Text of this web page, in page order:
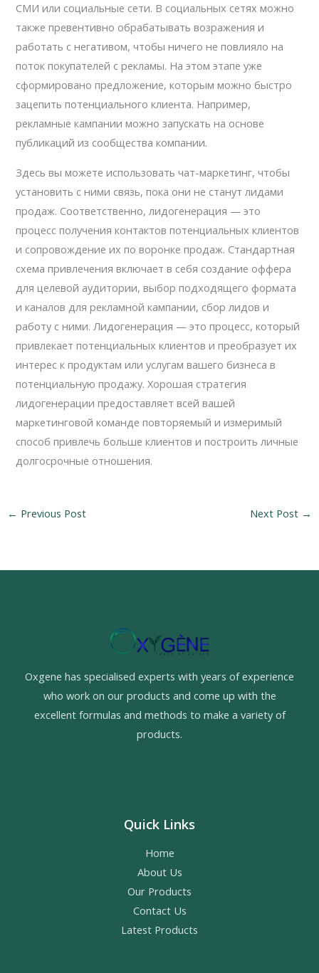
СМИ или социальные сети. В социальных сетях можно
также превентивно обрабатывать возражения и
работать с негативом, чтобы ничего не повлияло на
поток покупателей с рекламы. На этом этапе уже
сформировано предложение, которым можно быстро
зацепить потенциального клиента. Например,
рекламные кампании можно запускать на основе
публикаций из сообщества компании.
Здесь вы можете использовать чат-маркетинг, чтобы
установить с ними связь, пока они не станут лидами
продаж. Соответственно, лидогенерация — это
процесс получения контактов потенциальных клиентов
и сопровождение их по воронке продаж. Стандартная
схема привлечения включает в себя создание оффера
для целевой аудитории, выбор подходящего формата
и каналов для рекламной кампании, сбор лидов и
работу с ними. Лидогенерация — это процесс, который
привлекает потенциальных клиентов и преобразует их
интерес к продуктам или услугам вашего бизнеса в
потенциальную продажу. Хорошая стратегия
лидогенерации предоставляет всей вашей
маркетинговой команде повторяемый и измеримый
способ привлечь больше клиентов и построить личные
долгосрочные отношения.
← Previous Post Next Post →
Oxgene has specialised experts with years of experience
who work on our products and come up with the
excellent formulas and methods to make a variety of
products.
Quick Links
Home
About Us
Our Products
Contact Us
Latest Products